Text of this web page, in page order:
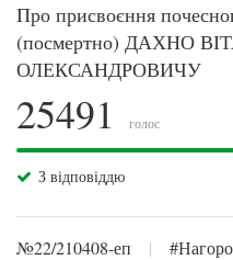
Про присвоєння
(посмертно) ДАХНО
ОЛЕКСАНДРОВИЧУ
25491 голос
З відповіддю
№22/210408-еп |